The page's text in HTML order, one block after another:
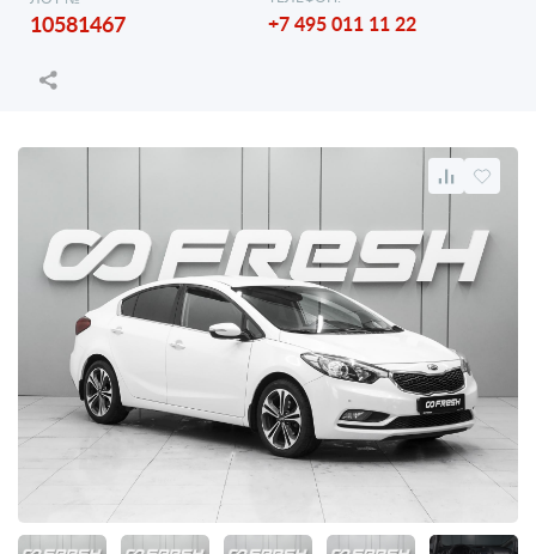
10581467 +7 495 011 11 22